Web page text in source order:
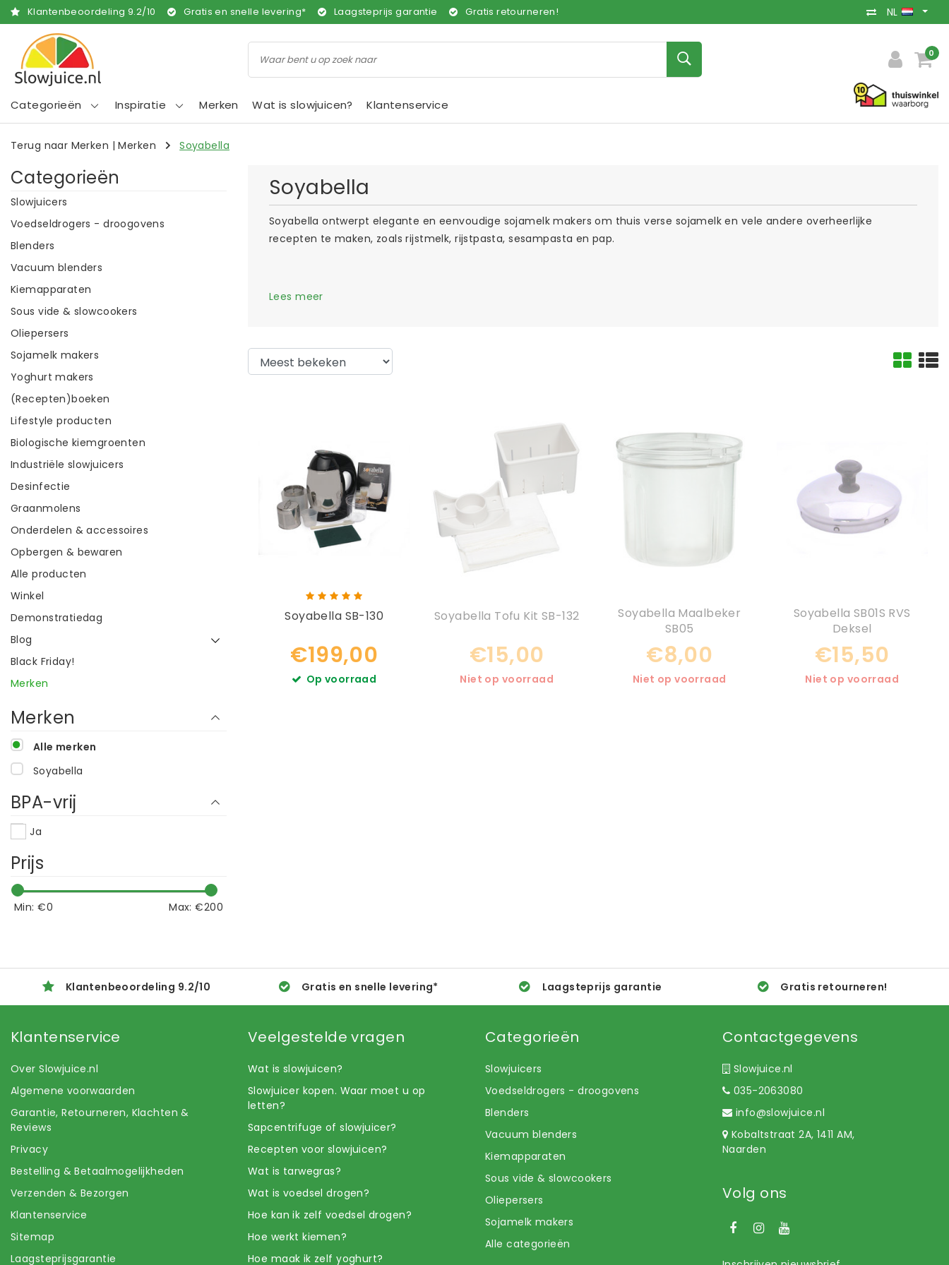
Klantenbeoordeling 9.2/10 Gratis en snelle levering* Laagsteprijs garantie Gratis retourneren! NL
0
Categorieën Inspiratie Merken Wat is slowjuicen? Klantenservice
Terug naar Merken |Merken Soyabella
Categorieën
Slowjuicers
Voedseldrogers - droogovens
Blenders
Vacuum blenders
Kiemapparaten
Sous vide & slowcookers
Oliepersers
Sojamelk makers
Yoghurt makers
(Recepten)boeken
Lifestyle producten
Biologische kiemgroenten
Industriële slowjuicers
Desinfectie
Graanmolens
Onderdelen & accessoires
Opbergen & bewaren
Alle producten
Winkel
Demonstratiedag
Blog
Black Friday!
Merken
Merken
Alle merken
Soyabella
BPA-vrij
Ja
Prijs
Min: €0 Max: €200
Soyabella
Soyabella ontwerpt elegante en eenvoudige sojamelk makers om thuis verse sojamelk en vele andere overheerlijke
recepten te maken, zoals rijstmelk, rijstpasta, sesampasta en pap.
Lees meer
Soyabella SB-130
€199,00
Op voorraad
Soyabella Tofu Kit SB-132
€15,00
Niet op voorraad
Soyabella Maalbeker
SB05
€8,00
Niet op voorraad
Soyabella SB01S RVS
Deksel
€15,50
Niet op voorraad
Klantenbeoordeling 9.2/10 Gratis en snelle levering* Laagsteprijs garantie Gratis retourneren!
Klantenservice
Over Slowjuice.nl
Algemene voorwaarden
Garantie, Retourneren, Klachten &
Reviews
Privacy
Bestelling & Betaalmogelijkheden
Verzenden & Bezorgen
Klantenservice
Sitemap
Laagsteprijsgarantie
Veelgestelde vragen
Wat is slowjuicen?
Slowjuicer kopen. Waar moet u op
letten?
Sapcentrifuge of slowjuicer?
Recepten voor slowjuicen?
Wat is tarwegras?
Wat is voedsel drogen?
Hoe kan ik zelf voedsel drogen?
Hoe werkt kiemen?
Hoe maak ik zelf yoghurt?
Categorieën
Slowjuicers
Voedseldrogers - droogovens
Blenders
Vacuum blenders
Kiemapparaten
Sous vide & slowcookers
Oliepersers
Sojamelk makers
Alle categorieën
Contactgegevens
Slowjuice.nl
035-2063080
info@slowjuice.nl
Kobaltstraat 2A, 1411 AM,
Naarden
Volg ons